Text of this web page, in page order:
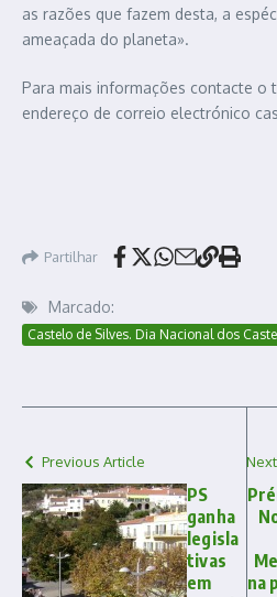
as razões que fazem desta, a
ameaçada do planeta».
Para mais informações contacte o
endereço de correio electrónico
Partilhar
Marcado:
Castelo de Silves. Dia Nacional dos
Previous Article
PS
ganha
legisla
tivas
em
na